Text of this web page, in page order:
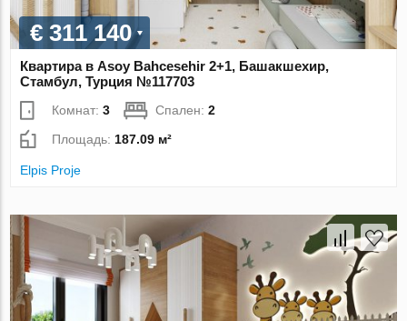
€ 311 140
Квартира в Asoy Bahcesehir 2+1, Башакшехир,
Стамбул, Турция №117703
Комнат:3 Спален:2
Площадь: 187.09 м²
Elpis Proje